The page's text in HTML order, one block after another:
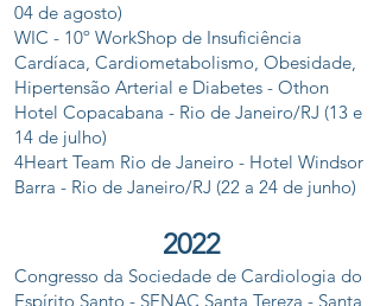
04 de agosto)
WIC - 10º WorkShop de Insuficiência
Cardíaca, Cardiometabolismo, Obesidade,
Hipertensão Arterial e Diabetes - Othon
Hotel Copacabana - Rio de Janeiro/RJ (13 e
14 de julho)
4Heart Team Rio de Janeiro - Hotel Windsor
Barra - Rio de Janeiro/RJ (22 a 24 de junho)
2022
Congresso da Sociedade de Cardiologia do
Espírito Santo - SENAC Santa Tereza - Santa